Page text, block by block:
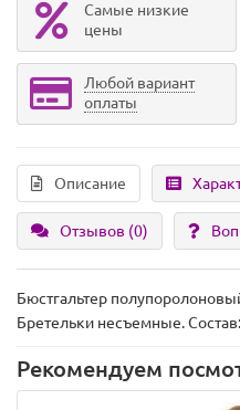
Самые низкие
цены
Любой вариант
оплаты
Описание
Отзывов (0)
Бюстгальтер
Бретельки несъемные.
Рекомендуем